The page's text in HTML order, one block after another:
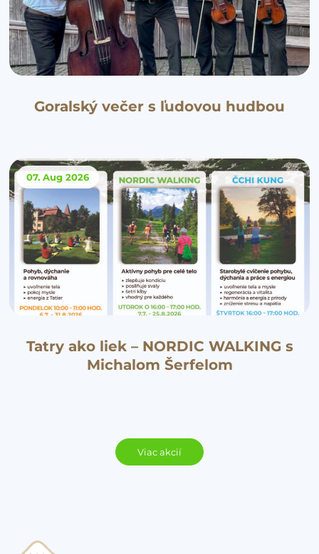
Goralský večer s ľudovou hudbou
07. Aug 2026
Tatry ako liek – NORDIC WALKING s
Michalom Šerfelom
Viac akcií